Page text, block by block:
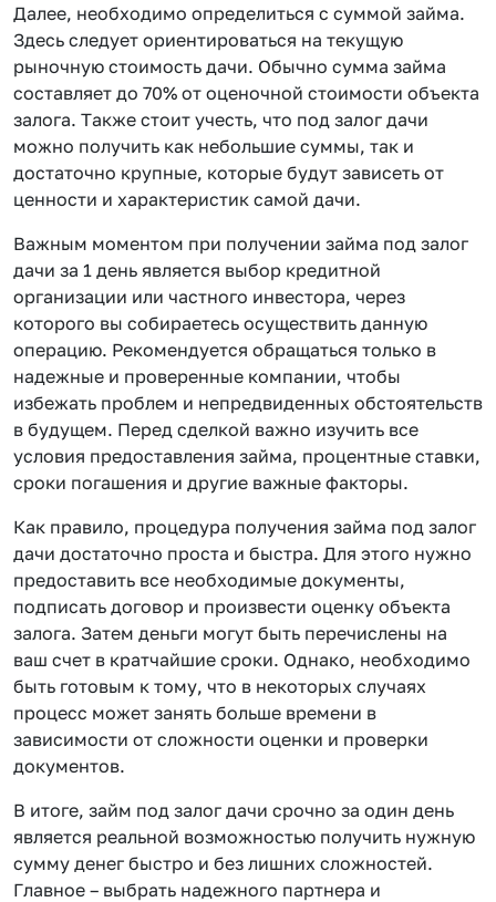
Далее, необходимо определиться с суммой займа.
Здесь следует ориентироваться на текущую
рыночную стоимость дачи. Обычно сумма займа
составляет до 70% от оценочной стоимости объекта
залога. Также стоит учесть, что под залог дачи
можно получить как небольшие суммы, так и
достаточно крупные, которые будут зависеть от
ценности и характеристик самой дачи.
Важным моментом при получении займа под залог
дачи за 1 день является выбор кредитной
организации или частного инвестора, через
которого вы собираетесь осуществить данную
операцию. Рекомендуется обращаться только в
надежные и проверенные компании, чтобы
избежать проблем и непредвиденных обстоятельств
в будущем. Перед сделкой важно изучить все
условия предоставления займа, процентные ставки,
сроки погашения и другие важные факторы.
Как правило, процедура получения займа под залог
дачи достаточно проста и быстра. Для этого нужно
предоставить все необходимые документы,
подписать договор и произвести оценку объекта
залога. Затем деньги могут быть перечислены на
ваш счет в кратчайшие сроки. Однако, необходимо
быть готовым к тому, что в некоторых случаях
процесс может занять больше времени в
зависимости от сложности оценки и проверки
документов.
В итоге, займ под залог дачи срочно за один день
является реальной возможностью получить нужную
сумму денег быстро и без лишних сложностей.
Главное – выбрать надежного партнера и